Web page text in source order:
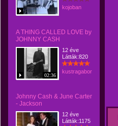
kojoban
A THING CALLED LOVE by
JOHNNY CASH
02:36
12 éve
Látták:820
kustragabor
Johnny Cash & June Carter
- Jackson
12 éve
Látták:1175